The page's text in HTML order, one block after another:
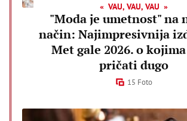
VAU, VAU, VAU
"Moda je umetnost" na
način: Najimpresivnija
Met gale 2026. o kojima
pričati dugo
15 Foto